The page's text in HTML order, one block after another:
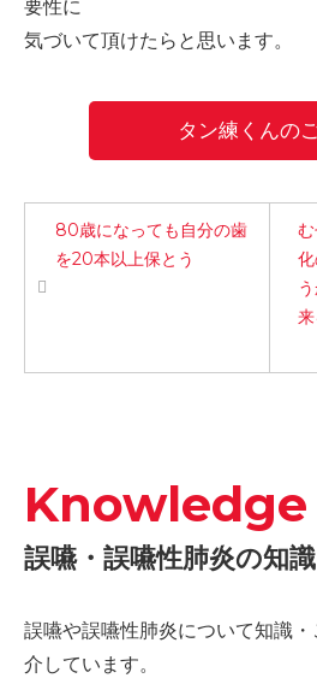
要性に
気づいて頂けたらと思います。
タン練くんの
80歳になっても自分の歯
を20本以上保とう
Knowledge
誤嚥・誤嚥性肺炎の知識
誤嚥や誤嚥性肺炎について知識
介しています。